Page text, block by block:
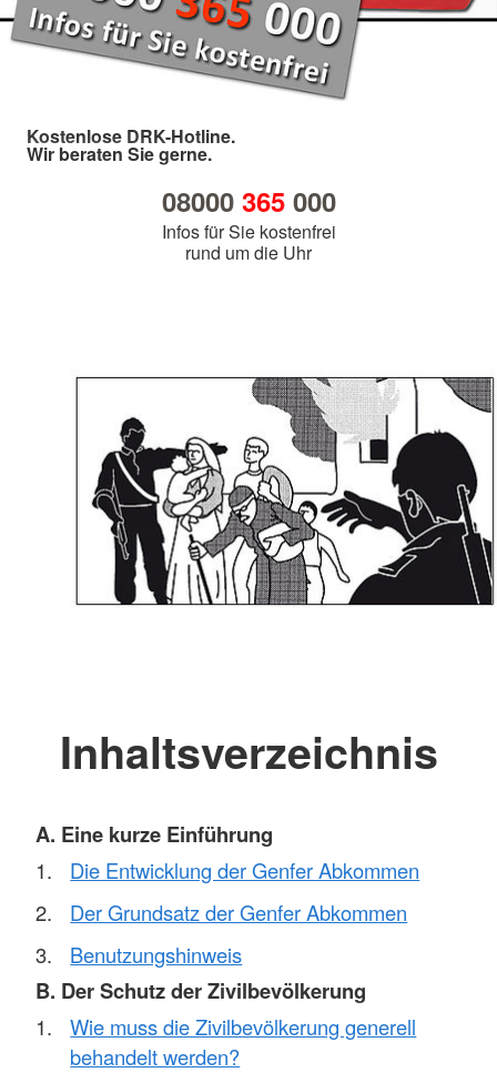
Kostenlose DRK-Hotline.
Wir beraten Sie gerne.
08000 365000
Infos für Sie kostenfrei
rund um die Uhr
Inhaltsverzeichnis
A. Eine kurze Einführung
Die Entwicklung der Genfer Abkommen
Der Grundsatz der Genfer Abkommen
Benutzungshinweis
B. Der Schutz der Zivilbevölkerung
Wie muss die Zivilbevölkerung generell
behandelt werden?